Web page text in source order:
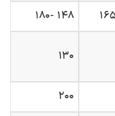
۱۴۸ -۱۸۰
۱۳۰
۲۰۰